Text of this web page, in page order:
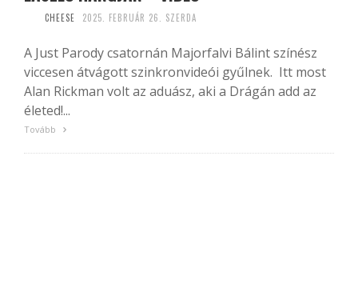
CHEESE 2025. FEBRUÁR 26. SZERDA
A Just Parody csatornán Majorfalvi Bálint színész
viccesen átvágott szinkronvideói gyűlnek. Itt most
Alan Rickman volt az aduász, aki a Drágán add az
életed!...
Tovább